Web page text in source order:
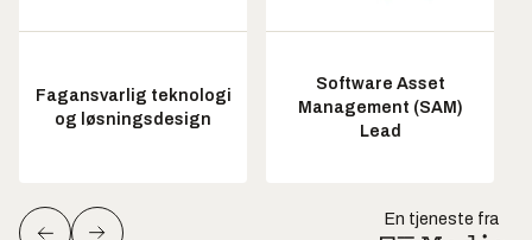
Fagansvarlig teknologi
og løsningsdesign
Software Asset
Management (SAM)
Lead
En tjeneste fra